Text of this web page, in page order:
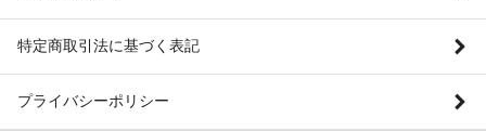
特定商取引法に基づく表記
プライバシーポリシー